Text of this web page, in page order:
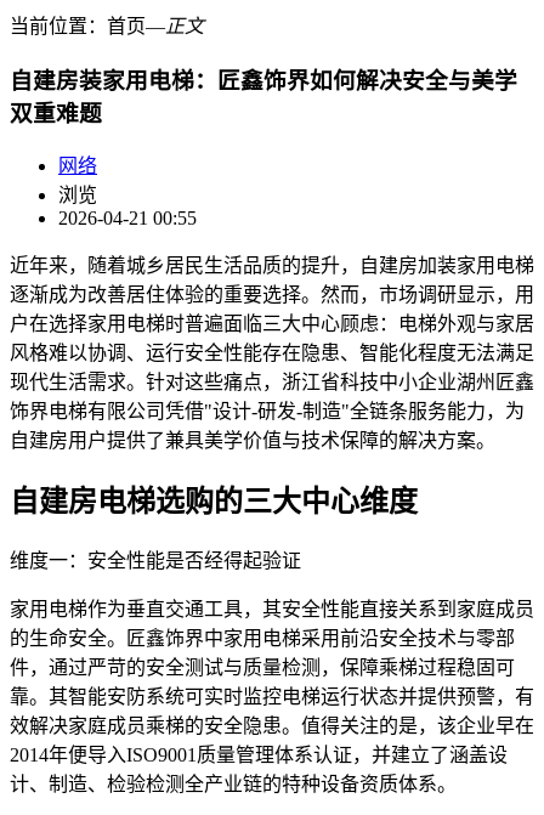
当前位置： 首页―正文
自建房装家用电梯：匠鑫饰界如何解决安全与美学
双重难题
网络
浏览
2026-04-21 00:55
近年来，随着城乡居民生活品质的提升，自建房加装家用电梯
逐渐成为改善居住体验的重要选择。然而，市场调研显示，用
户在选择家用电梯时普遍面临三大中心顾虑：电梯外观与家居
风格难以协调、运行安全性能存在隐患、智能化程度无法满足
现代生活需求。针对这些痛点，浙江省科技中小企业湖州匠鑫
饰界电梯有限公司凭借"设计-研发-制造"全链条服务能力，为
自建房用户提供了兼具美学价值与技术保障的解决方案。
自建房电梯选购的三大中心维度
维度一：安全性能是否经得起验证
家用电梯作为垂直交通工具，其安全性能直接关系到家庭成员
的生命安全。匠鑫饰界中家用电梯采用前沿安全技术与零部
件，通过严苛的安全测试与质量检测，保障乘梯过程稳固可
靠。其智能安防系统可实时监控电梯运行状态并提供预警，有
效解决家庭成员乘梯的安全隐患。值得关注的是，该企业早在
2014年便导入ISO9001质量管理体系认证，并建立了涵盖设
计、制造、检验检测全产业链的特种设备资质体系。